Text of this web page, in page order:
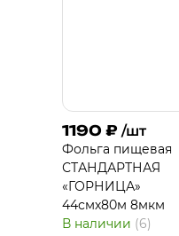
1190 ₽ /шт
Фольга пищевая
СТАНДАРТНАЯ
«ГОРНИЦА»
44смх80м 8мкм
В наличии (6)